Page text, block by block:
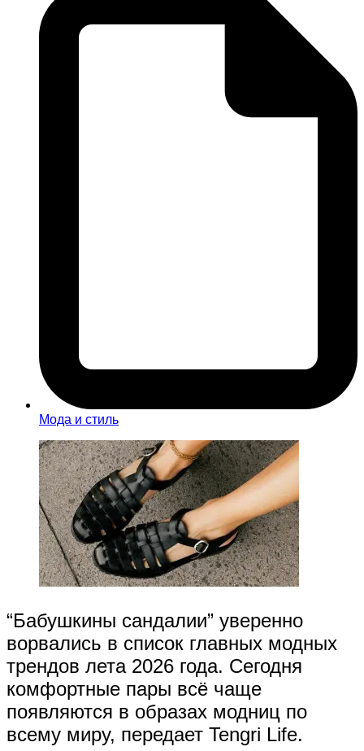
Мода и стиль
“Бабушкины сандалии” уверенно
ворвались в список главных модных
трендов лета 2026 года. Сегодня
комфортные пары всё чаще
появляются в образах модниц по
всему миру, передает Tengri Life.